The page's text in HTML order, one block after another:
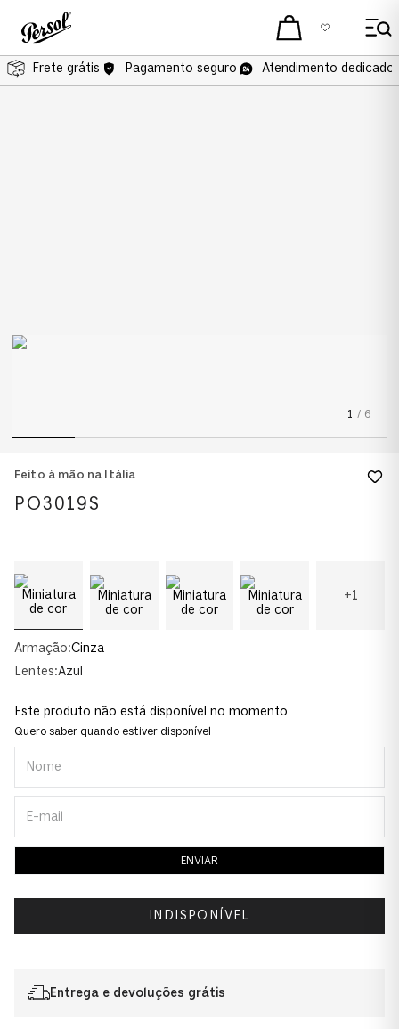
Frete grátis Pagamento seguro Atendimento dedicado
1 / 6
Feito à mão na Itália
PO3019S
+1
Armação:Cinza
Lentes:Azul
Este produto não está disponível no momento
Quero saber quando estiver disponível
ENVIAR
INDISPONÍVEL
Entrega e devoluções grátis